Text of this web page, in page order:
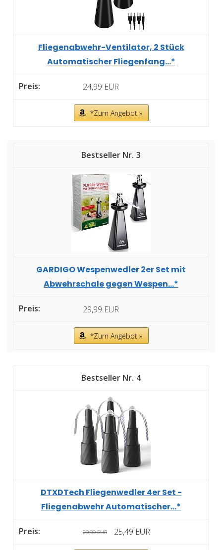
Fliegenabwehr-Ventilator, 2 Stück
Automatischer Fliegenfang...*
24,99 EUR
*Zum Angebot »
3
GARDIGO Wespenwedler 2er Set mit
Abwehrschale gegen Wespen...*
29,99 EUR
*Zum Angebot »
4
DTXDTech Fliegenwedler 4er Set -
Fliegenabwehr Automatischer...*
29,99 EUR 25,49 EUR